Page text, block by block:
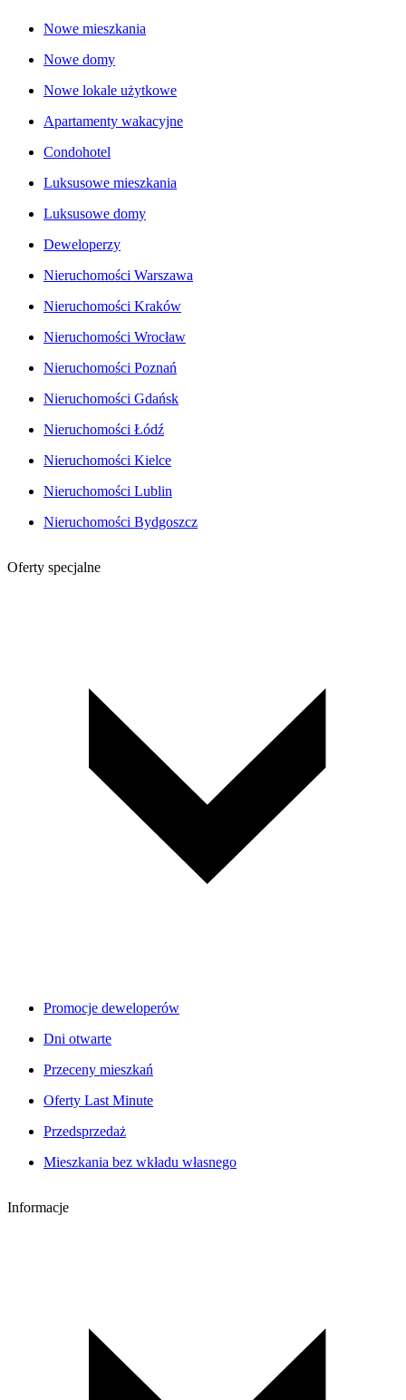
Nowe mieszkania
Nowe domy
Nowe lokale użytkowe
Apartamenty wakacyjne
Condohotel
Luksusowe mieszkania
Luksusowe domy
Deweloperzy
Nieruchomości Warszawa
Nieruchomości Kraków
Nieruchomości Wrocław
Nieruchomości Poznań
Nieruchomości Gdańsk
Nieruchomości Łódź
Nieruchomości Kielce
Nieruchomości Lublin
Nieruchomości Bydgoszcz
Oferty specjalne
Promocje deweloperów
Dni otwarte
Przeceny mieszkań
Oferty Last Minute
Przedsprzedaż
Mieszkania bez wkładu własnego
Informacje